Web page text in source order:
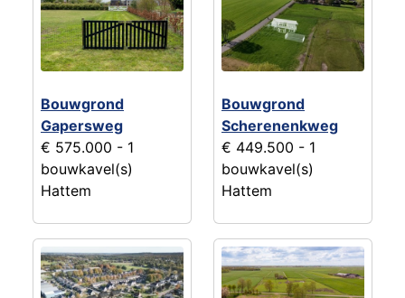
Bouwgrond
Gapersweg
€ 575.000 - 1
bouwkavel(s)
Hattem
Bouwgrond
Scherenenkweg
€ 449.500 - 1
bouwkavel(s)
Hattem